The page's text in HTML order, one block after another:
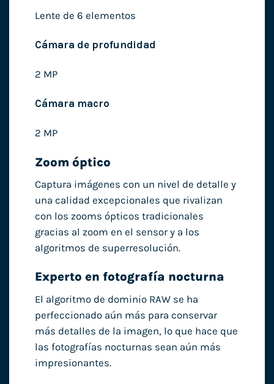
Lente de 6 elementos
Cámara de profundidad
2 MP
Cámara macro
2 MP
Zoom óptico
Captura imágenes con un nivel de detalle y
una calidad excepcionales que rivalizan
con los zooms ópticos tradicionales
gracias al zoom en el sensor y a los
algoritmos de superresolución.
Experto en fotografía nocturna
El algoritmo de dominio RAW se ha
perfeccionado aún más para conservar
más detalles de la imagen, lo que hace que
las fotografías nocturnas sean aún más
impresionantes.